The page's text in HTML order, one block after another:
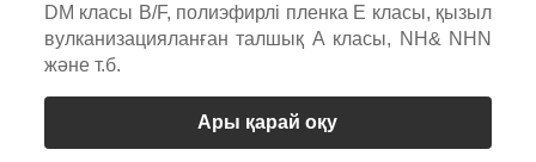
DM класы B/F, полиэфирлі пленка E класы, қызыл
вулканизацияланған талшық А класы, NH& NHN
және т.б.
Ары қарай оқу